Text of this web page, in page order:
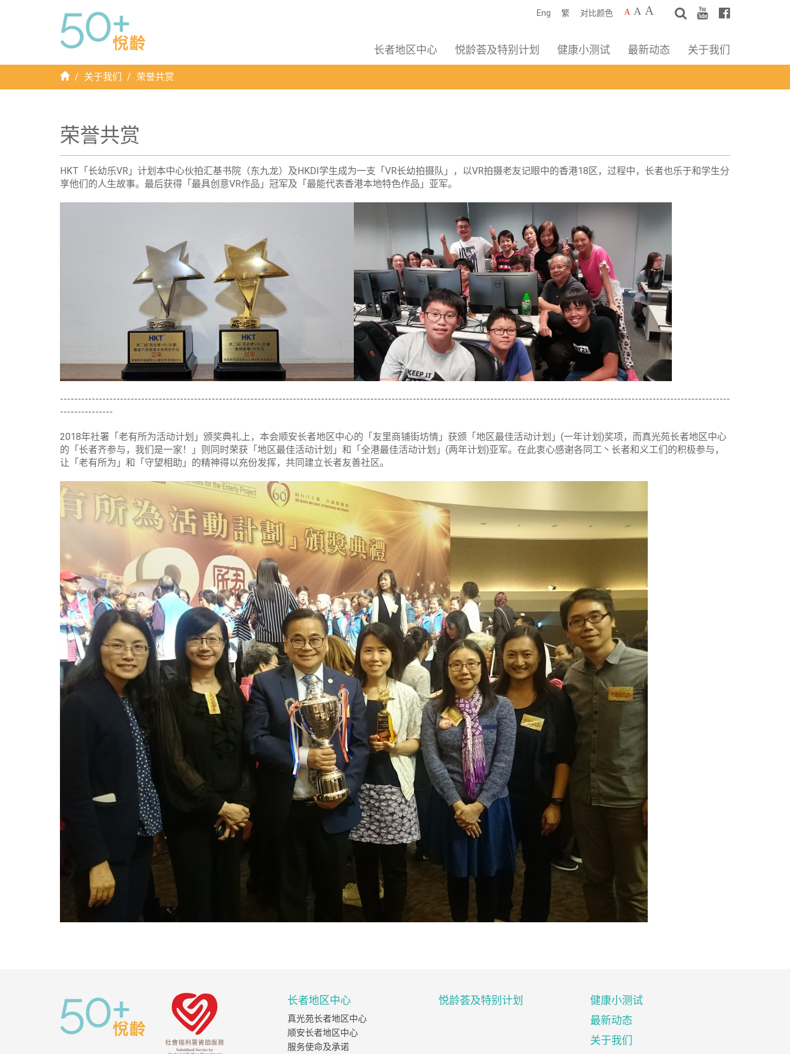
Eng 繁 对比颜色 A A A
长者地区中心 悦龄荟及特别计划 健康小测试 最新动态 关于我们
首 关于我们 荣誉共赏
荣誉共赏
HKT「长幼乐VR」计划本中心伙拍汇基书院（东九龙）及HKDI学生成为一支「VR长幼拍摄队」，以VR拍摄老友记眼中的香港18区，过程中，长者也乐于和学生分
享他们的人生故事。最后获得「最具创意VR作品」冠军及「最能代表香港本地特色作品」亚军。
----------------------------------------------------------------------------------------------------------------------------------------------------------------------------------------------
---------------
2018年社署「老有所为活动计划」颁奖典礼上，本会顺安长者地区中心的「友里商铺街坊情」获颁「地区最佳活动计划」(一年计划)奖项，而真光苑长者地区中心
的「长者齐参与，我们是一家！」则同时荣获「地区最佳活动计划」和「全港最佳活动计划」(两年计划)亚军。在此衷心感谢各同工丶长者和义工们的积极参与，
让「老有所为」和「守望相助」的精神得以充份发挥，共同建立长者友善社区。
长者地区中心
真光苑长者地区中心
顺安长者地区中心
服务使命及承诺
悦龄荟及特别计划
健康小测试
最新动态
关于我们